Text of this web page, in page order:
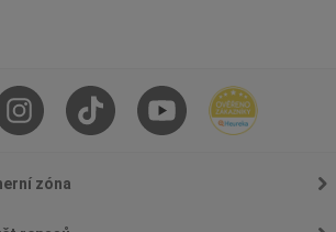
zóna